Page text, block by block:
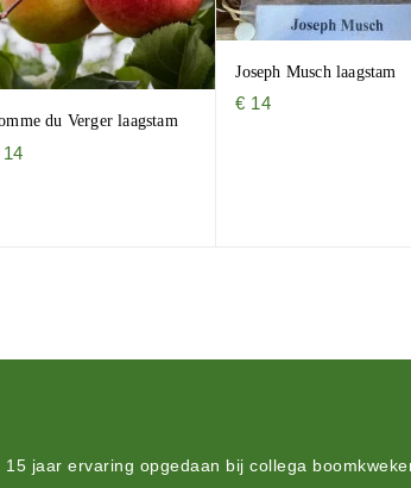
du Verger laagstam
14
Joseph Musch laagstam
€ 14
jaar ervaring opgedaan bij collega